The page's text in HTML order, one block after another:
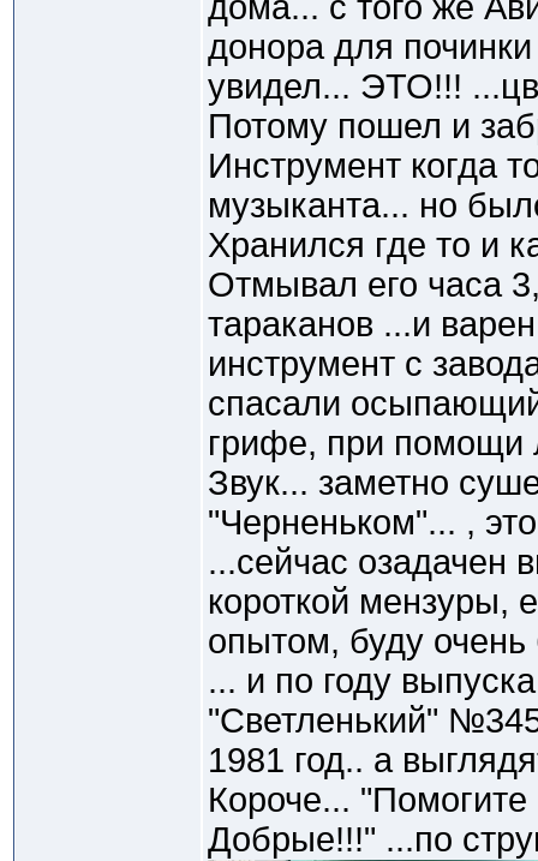
донора для
увидел... ЭТО!!!
Потому пошел и
Инструмент когда
музыканта... но
Хранился где то и
Отмывал его часа
тараканов ...и
инструмент с
спасали
грифе, при помощи
Звук... заметно
"Черненьком"... ,
...сейчас озадачен
короткой мензуры,
опытом, буду очень
... и по году
"Светленький"
1981 год.. а
Короче...
Добрые!!!" ...по